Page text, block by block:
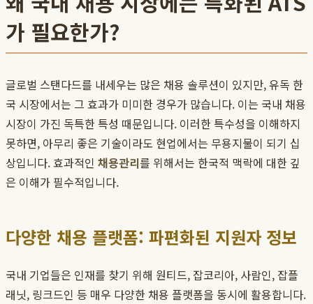
가 필요한가?
글로벌 스탠다드를 내세우는 많은 채용 솔루션이 있지만, 유독 한
국 시장에서는 그 효과가 미미한 경우가 많습니다. 이는 국내 채용
시장이 가진 독특한 특성 때문입니다. 이러한 특수성을 이해하지
못하면, 아무리 좋은 기술이라도 현업에서는 무용지물이 되기 십
상입니다. 효과적인 채용관리를 위해서는 한국적 맥락에 대한 깊
은 이해가 필수적입니다.
다양한 채용 플랫폼: 파편화된 지원자 정보
국내 기업들은 인재를 찾기 위해 원티드, 잡코리아, 사람인, 잡플
래닛, 링크드인 등 매우 다양한 채용 플랫폼을 동시에 활용합니다.